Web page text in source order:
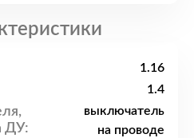
1.16
1.4
ДУ:
выключатель
на проводе